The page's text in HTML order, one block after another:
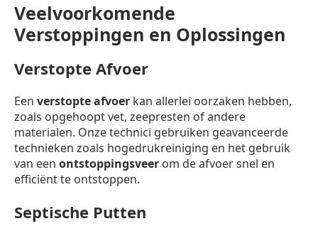
Veelvoorkomende
Verstoppingen en Oplossingen
Verstopte Afvoer
Een verstopte afvoer kan allerlei oorzaken hebben,
zoals opgehoopt vet, zeepresten of andere
materialen. Onze technici gebruiken geavanceerde
technieken zoals hogedrukreiniging en het gebruik
van een ontstoppingsveer om de afvoer snel en
efficiënt te ontstoppen.
Septische Putten